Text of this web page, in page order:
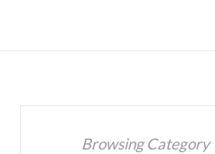
Browsing Category